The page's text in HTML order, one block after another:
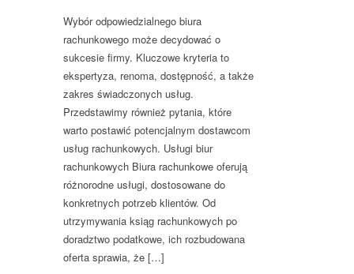
Wybór odpowiedzialnego biura
rachunkowego może decydować o
sukcesie firmy. Kluczowe kryteria to
ekspertyza, renoma, dostępność, a także
zakres świadczonych usług.
Przedstawimy również pytania, które
warto postawić potencjalnym dostawcom
usług rachunkowych. Usługi biur
rachunkowych Biura rachunkowe oferują
różnorodne usługi, dostosowane do
konkretnych potrzeb klientów. Od
utrzymywania ksiąg rachunkowych po
doradztwo podatkowe, ich rozbudowana
oferta sprawia, że […]